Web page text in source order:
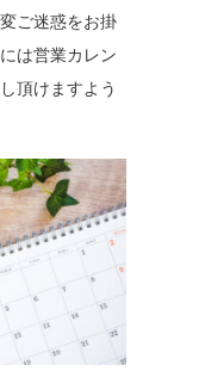
ご迷惑をお掛
は営業カレン
頂けますよう